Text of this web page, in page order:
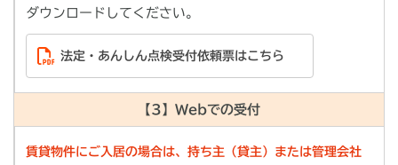
ダウンロードしてください。
法定・あんしん点検受付依頼票はこちら
【3】Webでの受付
賃貸物件にご入居の場合は、持ち主（貸主）または管理会社